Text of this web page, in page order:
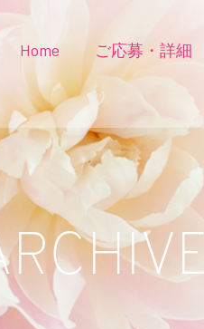
Home ご応募・詳細